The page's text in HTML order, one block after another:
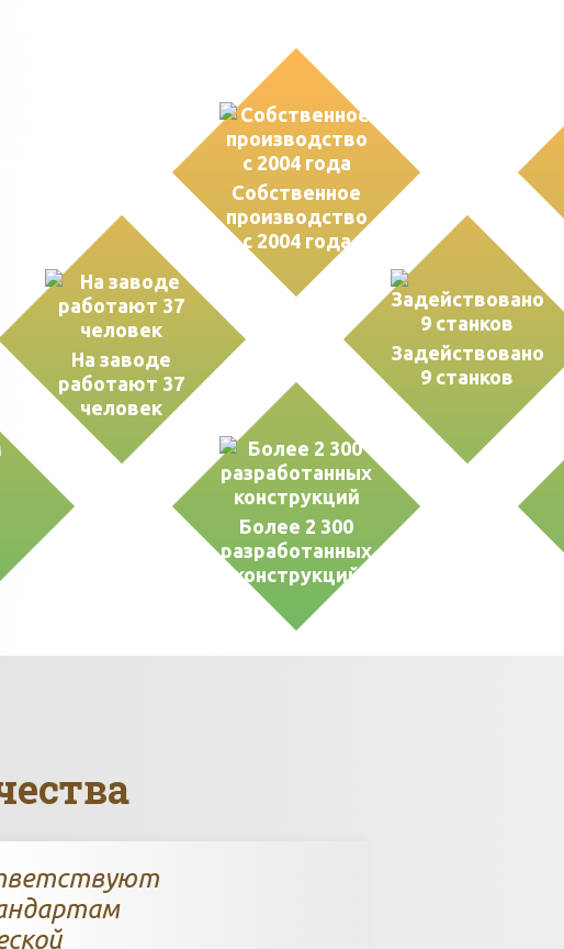
Собственное
производство
с 2004 года
На заводе
работают 37
человек
Задействовано
9 станков
Более 2 300
разработанных
конструкций